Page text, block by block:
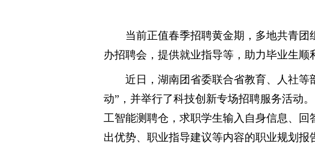
当前正值春季招聘黄金期，多地共青
办招聘会，提供就业指导等，助力毕业生顺
近日，湖南团省委联合省教育、人社等
动”，并举行了科技创新专场招聘服务活动
工智能测聘仓，求职学生输入自身信息、
出优势、职业指导建议等内容的职业规划